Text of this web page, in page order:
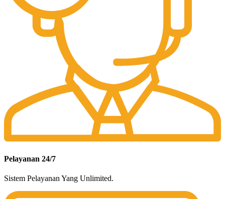
Pelayanan 24/7
Sistem Pelayanan Yang Unlimited.